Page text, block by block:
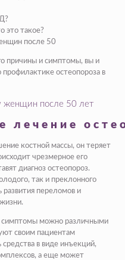
это такое?
после 50
причины и симптомы, вы и
остеопороза в
женщин после 50 лет
лечение
костной массы, он теряет
чрезмерное его
диагноз остеопороз.
так и преклонного
развития переломов и
симптомы можно различными
своим пациентам
в виде инъекций,
а еще может